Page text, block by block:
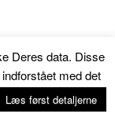
Deres data. Disse
med det
Læs først detaljerne